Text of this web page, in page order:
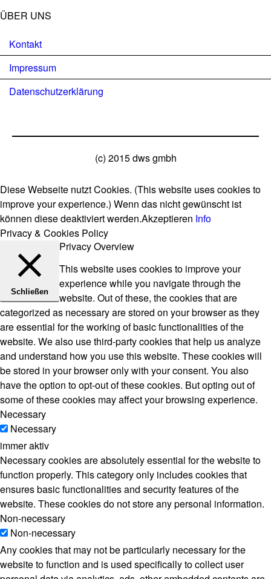
ÜBER UNS
Kontakt
Impressum
Datenschutzerklärung
(c) 2015 dws gmbh
Diese Webseite nutzt Cookies. (This website uses cookies to
improve your experience.) Wenn das nicht gewünscht ist
können diese deaktiviert werden.Akzeptieren Info
Privacy & Cookies Policy
Schließen
Privacy Overview
This website uses cookies to improve your
experience while you navigate through the
website. Out of these, the cookies that are
categorized as necessary are stored on your browser as they
are essential for the working of basic functionalities of the
website. We also use third-party cookies that help us analyze
and understand how you use this website. These cookies will
be stored in your browser only with your consent. You also
have the option to opt-out of these cookies. But opting out of
some of these cookies may affect your browsing experience.
Necessary
Necessary
immer aktiv
Necessary cookies are absolutely essential for the website to
function properly. This category only includes cookies that
ensures basic functionalities and security features of the
website. These cookies do not store any personal information.
Non-necessary
Non-necessary
Any cookies that may not be particularly necessary for the
website to function and is used specifically to collect user